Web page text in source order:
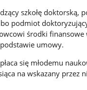
szkołę doktorską,
podmiot
środki finansowe
umowy.
się młodemu
na wskazany przez